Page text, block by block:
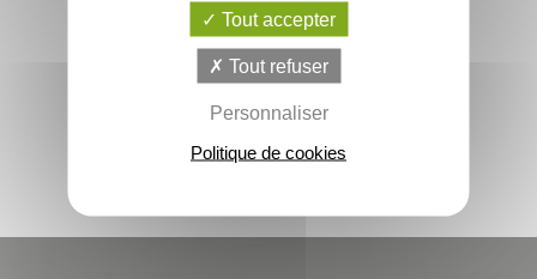
RETOUR EN IMAGE SUR LE SPACE 2017
Tout accepter
Tout refuser
Personnaliser
Politique de cookies